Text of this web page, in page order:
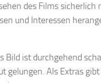
des Films sicherlich
und Interessen
Bild ist durchgehend
gelungen. Als Extras